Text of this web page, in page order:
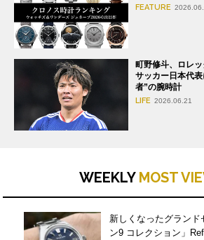
FEATURE
町野修斗、ロレ
サッカー日本代
者”の腕時計
LIFE 2026.06.21
WEEKLY MOST
新しくなったグランド
ン9 コレクション」